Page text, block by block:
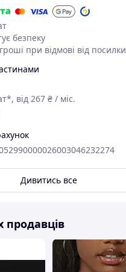
безпеку
при відмові від посилки
від 267 ₴ / міс.
Дивитись все
продавців